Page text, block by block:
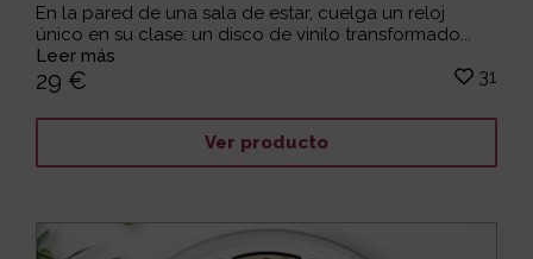
En la pared de una sala de estar, cuelga un reloj
único en su clase: un disco de vinilo transformado...
Leer más
29 € 31
Ver producto